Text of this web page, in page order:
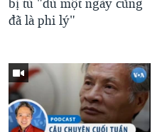
đã là phi lý"